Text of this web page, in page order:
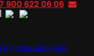
900 622 06 06
|